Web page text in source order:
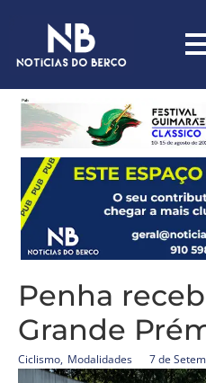
Penha
Grande
Ciclismo, Modalidades 7 de